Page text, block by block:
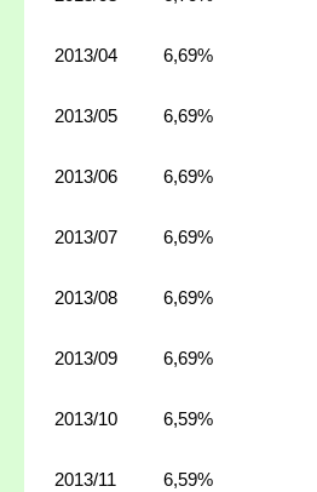
2013/04 6,69%
2013/05 6,69%
2013/06 6,69%
2013/07 6,69%
2013/08 6,69%
2013/09 6,69%
2013/10 6,59%
2013/11 6,59%